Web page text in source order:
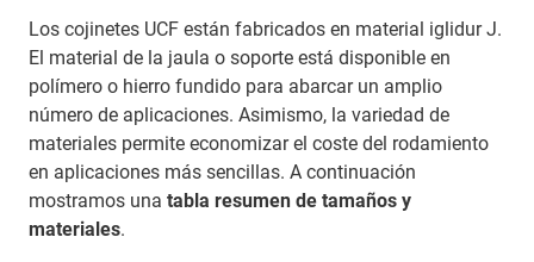
Los cojinetes UCF están fabricados en material iglidur J.
El material de la jaula o soporte está disponible en
polímero o hierro fundido para abarcar un amplio
número de aplicaciones. Asimismo, la variedad de
materiales permite economizar el coste del rodamiento
en aplicaciones más sencillas. A continuación
mostramos una tabla resumen de tamaños y
materiales.